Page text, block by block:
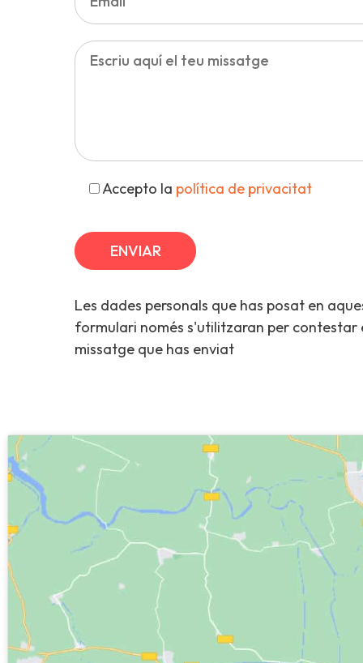
Accepto la política de privacitat
Les dades personals que has posat en
formulari només s'utilitzaran per contestar
missatge que has enviat